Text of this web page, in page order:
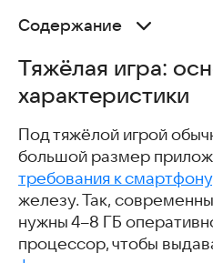
Содержание
Слабый смартфон: что это
Как оптимизировать
Очистка памяти и кеша
Супер Уборщик
Super Clean – ПО для очистки
Сторонние оптимизаторы и
Game Turbo Booster GFX
Ускоритель телефона Про
Тяжёлая игра:
характеристики
Под тяжёлой игрой
большой размер
требования к смартфону
железу. Так,
нужны 4–8 ГБ
процессор, чтобы